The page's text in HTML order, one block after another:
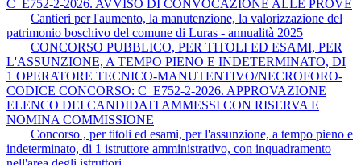
C_E752-2-2026. AVVISO DI CONVOCAZIONE ALLE PROVE
Cantieri per l'aumento, la manutenzione, la valorizzazione del
patrimonio boschivo del comune di Luras - annualità 2025
CONCORSO PUBBLICO, PER TITOLI ED ESAMI, PER
L'ASSUNZIONE, A TEMPO PIENO E INDETERMINATO, DI
1 OPERATORE TECNICO-MANUTENTIVO/NECROFORO-
CODICE CONCORSO: C_E752-2-2026. APPROVAZIONE
ELENCO DEI CANDIDATI AMMESSI CON RISERVA E
NOMINA COMMISSIONE
Concorso , per titoli ed esami, per l'assunzione, a tempo pieno e
indeterminato, di 1 istruttore amministrativo, con inquadramento